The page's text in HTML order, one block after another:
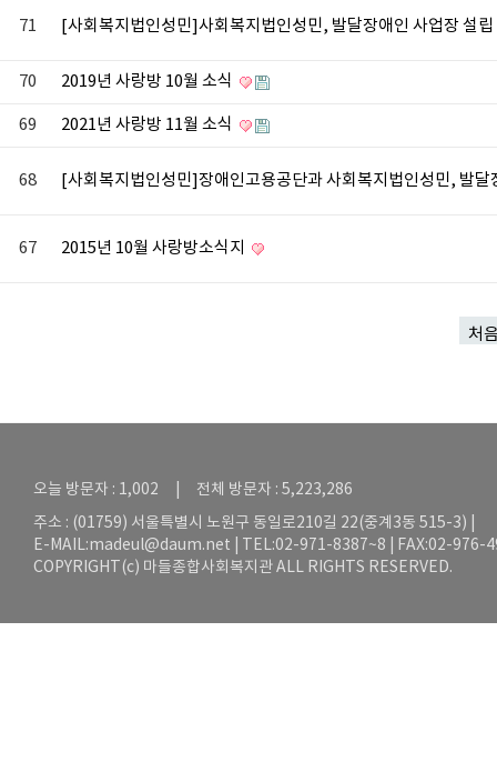
71 [사회복지법인성민]사회복지법인성민, 발달장애인 사업장 설립
70 2019년 사랑방 10월 소식
69 2021년 사랑방 11월 소식
68 [사회복지법인성민]장애인고용공단과 사회복지법인성민, 발
67 2015년 10월 사랑방소식지
처
오늘 방문자 : 1,002 | 전체 방문자 : 5,223,286
주소 : (01759) 서울특별시 노원구 동일로210길 22(중계3동 515-3) |
E-MAIL:madeul@daum.net | TEL:02-971-8387~8 | FAX:02-976-
COPYRIGHT(c) 마들종합사회복지관 ALL RIGHTS RESERVED.